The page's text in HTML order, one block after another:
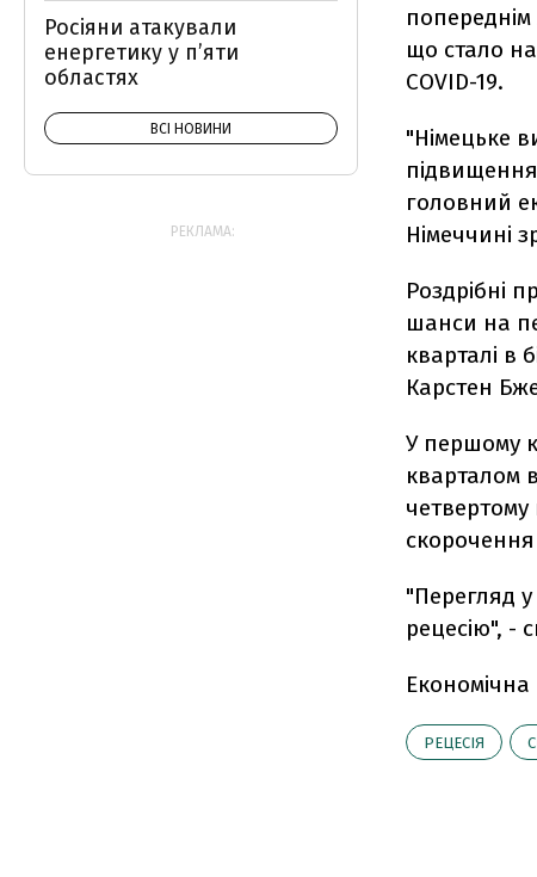
що стало
COVID-19.
"Німецьке
головний
Німеччині
Роздрібні
шанси на
кварталі в
Карстен
У першому
кварталом
четвертому
скорочення
"Перегляд
рецесію", -
РЕЦЕСІЯ
Росіяни атакували
енергетику у пʼяти
областях
ВСІ НОВИНИ
РЕКЛАМА: